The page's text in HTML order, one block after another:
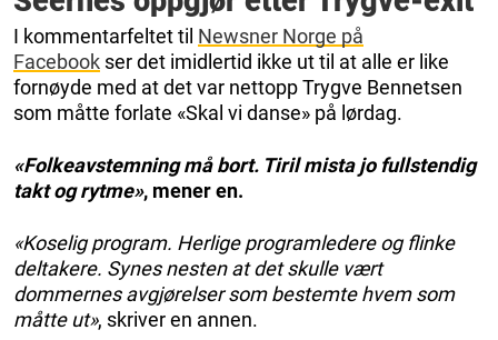
I kommentarfeltet til Newsner Norge på
Facebook ser det imidlertid ikke ut til at alle er like
fornøyde med at det var nettopp Trygve Bennetsen
som måtte forlate «Skal vi danse» på lørdag.
«Folkeavstemning må bort. Tiril mista jo fullstendig
takt og rytme», mener en.
«Koselig program. Herlige programledere og flinke
deltakere. Synes nesten at det skulle vært
dommernes avgjørelser som bestemte hvem som
måtte ut», skriver en annen.